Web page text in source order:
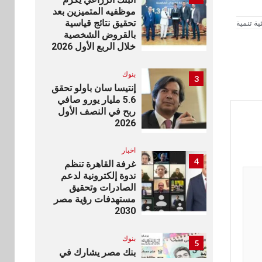
تنمية
موظفيه المتميزين بعد
تحقيق نتائج قياسية
بالقروض الشخصية
خلال الربع الأول 2026
3 بنوك
إنتيسا سان باولو تحقق
5.6 مليار يورو صافي
ربح في النصف الأول
2026
4
اخبار
غرفة القاهرة تنظم
ندوة إلكترونية لدعم
الصادرات وتحقيق
مستهدفات رؤية مصر
2030
5 بنوك
بنك مصر يشارك في